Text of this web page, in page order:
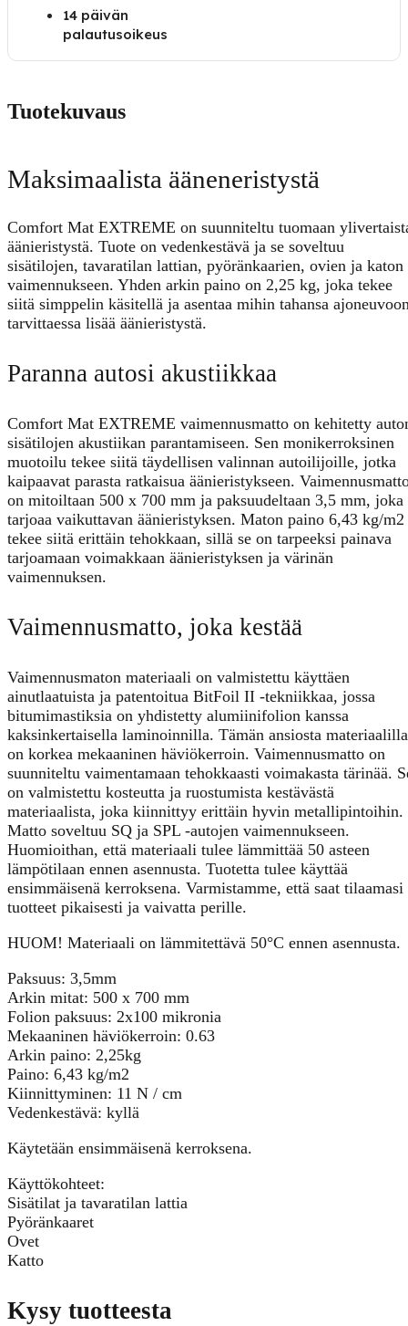
14 päivän
palautusoikeus
Tuotekuvaus
Maksimaalista ääneneristystä
Comfort Mat EXTREME on suunniteltu tuomaan
äänieristystä. Tuote on vedenkestävä ja se soveltuu
sisätilojen, tavaratilan lattian, pyöränkaarien, ovien ja katon
vaimennukseen. Yhden arkin paino on 2,25 kg, joka tekee
siitä simppelin käsitellä ja asentaa mihin tahansa
tarvittaessa lisää äänieristystä.
Paranna autosi akustiikkaa
Comfort Mat EXTREME vaimennusmatto on kehitetty
sisätilojen akustiikan parantamiseen. Sen monikerroksinen
muotoilu tekee siitä täydellisen valinnan autoilijoille, jotka
kaipaavat parasta ratkaisua äänieristykseen.
on mitoiltaan 500 x 700 mm ja paksuudeltaan 3,5 mm, joka
tarjoaa vaikuttavan äänieristyksen. Maton paino 6,43 kg/m2
tekee siitä erittäin tehokkaan, sillä se on tarpeeksi painava
tarjoamaan voimakkaan äänieristyksen ja värinän
vaimennuksen.
Vaimennusmatto, joka kestää
Vaimennusmaton materiaali on valmistettu käyttäen
ainutlaatuista ja patentoitua BitFoil II -tekniikkaa, jossa
bitumimastiksia on yhdistetty alumiinifolion kanssa
kaksinkertaisella laminoinnilla. Tämän ansiosta materiaalilla
on korkea mekaaninen häviökerroin. Vaimennusmatto on
suunniteltu vaimentamaan tehokkaasti voimakasta tärinää.
on valmistettu kosteutta ja ruostumista kestävästä
materiaalista, joka kiinnittyy erittäin hyvin metallipintoihin.
Matto soveltuu SQ ja SPL -autojen vaimennukseen.
Huomioithan, että materiaali tulee lämmittää 50 asteen
lämpötilaan ennen asennusta. Tuotetta tulee käyttää
ensimmäisenä kerroksena. Varmistamme, että saat tilaamasi
tuotteet pikaisesti ja vaivatta perille.
HUOM! Materiaali on lämmitettävä 50°C ennen asennusta.
Paksuus: 3,5mm
Arkin mitat: 500 x 700 mm
Folion paksuus: 2х100 mikronia
Mekaaninen häviökerroin: 0.63
Arkin paino: 2,25kg
Paino: 6,43 kg/m2
Kiinnittyminen: 11 N / cm
Vedenkestävä: kyllä
Käytetään ensimmäisenä kerroksena.
Käyttökohteet:
Sisätilat ja tavaratilan lattia
Pyöränkaaret
Ovet
Katto
Kysy tuotteesta